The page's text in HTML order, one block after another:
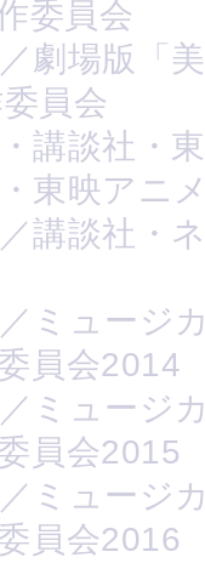
委員会
劇場版「
員会
講談社・
東映アニ
講談社・
ミュージ
員会2014
ミュージ
員会2015
ミュージ
員会2016